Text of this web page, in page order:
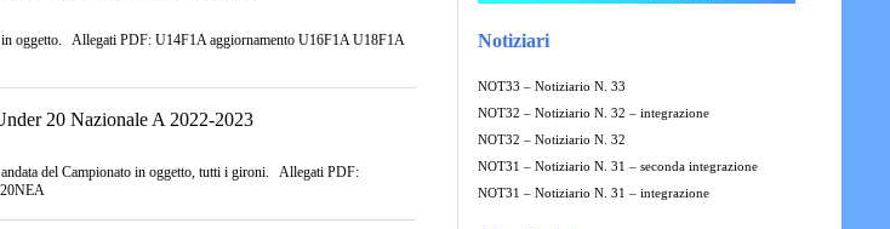
in oggetto. Allegati PDF: U14F1A aggiornamento U16F1A U18F1A
20 Nazionale A 2022-2023
del Campionato in oggetto, tutti i gironi. Allegati PDF:
Notiziari
NOT33 – Notiziario N. 33
NOT32 – Notiziario N. 32 – integrazione
NOT32 – Notiziario N. 32
NOT31 – Notiziario N. 31 – seconda integrazione
NOT31 – Notiziario N. 31 – integrazione